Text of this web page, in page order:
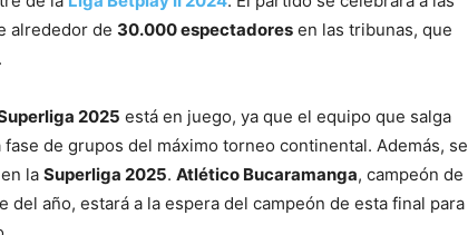
alrededor de 30.000 espectadores en las tribunas, que
2025 está en juego, ya que el equipo que salga
de grupos del máximo torneo continental. Además, se
en la Superliga 2025. Atlético Bucaramanga, campeón de
del año, estará a la espera del campeón de esta final para